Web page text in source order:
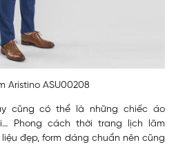
Aristino ASU00208
cũng có thể là những chiếc áo
Phong cách thời trang lịch lãm
đẹp, form dáng chuẩn nên cũng